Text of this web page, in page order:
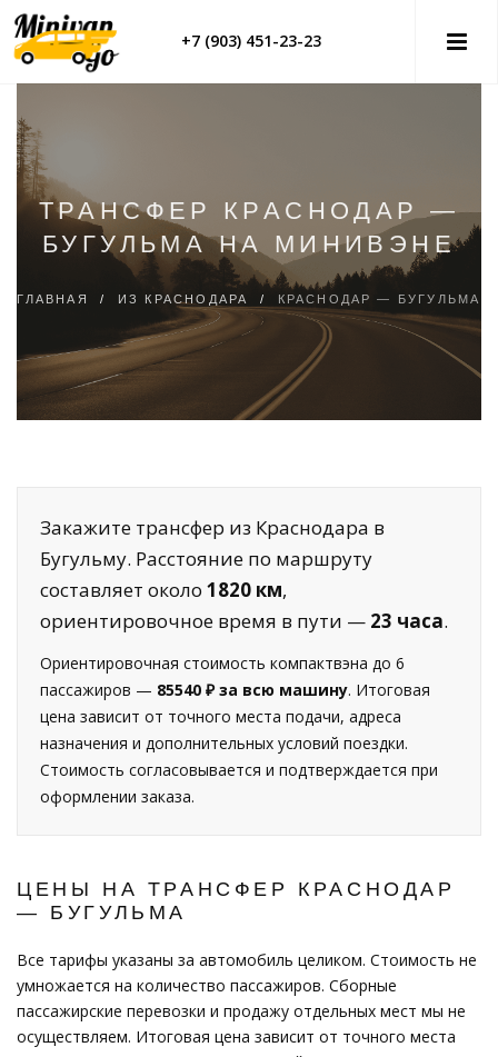
+7 (903) 451-23-23
ТРАНСФЕР КРАСНОДАР —
БУГУЛЬМА НА МИНИВЭНЕ
ГЛАВНАЯ / ИЗ КРАСНОДАРА / КРАСНОДАР — БУГУЛЬМА
Закажите трансфер из Краснодара в
Бугульму. Расстояние по маршруту
составляет около 1820 км,
ориентировочное время в пути — 23 часа.
Ориентировочная стоимость компактвэна до 6
пассажиров — 85540 ₽ за всю машину. Итоговая
цена зависит от точного места подачи, адреса
назначения и дополнительных условий поездки.
Стоимость согласовывается и подтверждается при
оформлении заказа.
ЦЕНЫ НА ТРАНСФЕР КРАСНОДАР
— БУГУЛЬМА
Все тарифы указаны за автомобиль целиком. Стоимость не
умножается на количество пассажиров. Сборные
пассажирские перевозки и продажу отдельных мест мы не
осуществляем. Итоговая цена зависит от точного места